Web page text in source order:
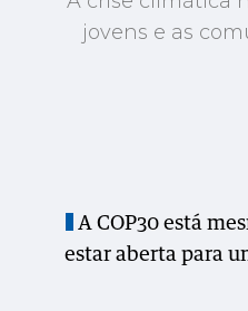
jovens e as
A COP30 está
estar aberta para